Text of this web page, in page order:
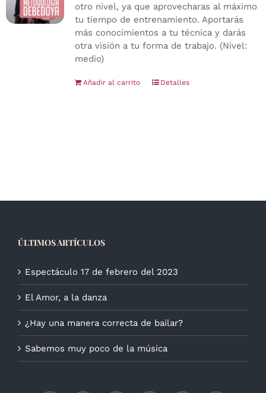
otro nivel, ya que aprovecharas al máximo
tu tiempo de entrenamiento. Aportarás
más conocimientos a tu técnica y darás
otra visión a tu forma de trabajo. (Nivel:
medio)
Añadir al carrito Detalles
ÚLTIMOS ARTÍCULOS
Espectáculo 17 de febrero del 2023
El Amor, a la danza
¿Hay una manera correcta de bailar?
Sabemos muy poco de la música